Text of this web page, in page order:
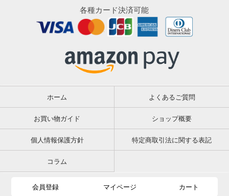
各種カード決済可能
ホーム よくあるご質問
お買い物ガイド ショップ概要
個人情報保護方針 特定商取引法に関する表記
コラム
会員登録 マイページ カート